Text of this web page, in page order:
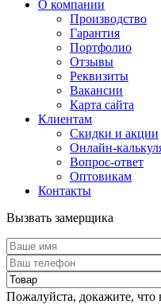
О компании
Производство
Гарантия
Портфолио
Отзывы
Реквизиты
Вакансии
Карта сайта
Клиентам
Скидки и акции
Онлайн-
Вопрос-ответ
Оптовикам
Контакты
Вызвать замерщика
Пожалуйста, докажите, что